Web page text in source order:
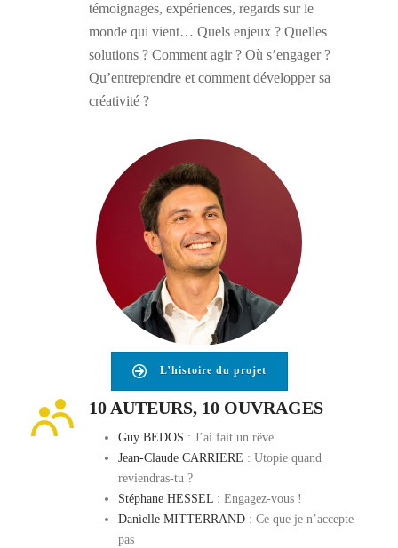
témoignages, expériences, regards sur le
monde qui vient… Quels enjeux ? Quelles
solutions ? Comment agir ? Où s’engager ?
Qu’entreprendre et comment développer sa
créativité ?
L’histoire du projet
10 AUTEURS, 10 OUVRAGES
Guy BEDOS : J’ai fait un rêve
Jean-Claude CARRIERE : Utopie quand
reviendras-tu ?
Stéphane HESSEL: Engagez-vous !
Danielle MITTERRAND: Ce que je n’accepte
pas